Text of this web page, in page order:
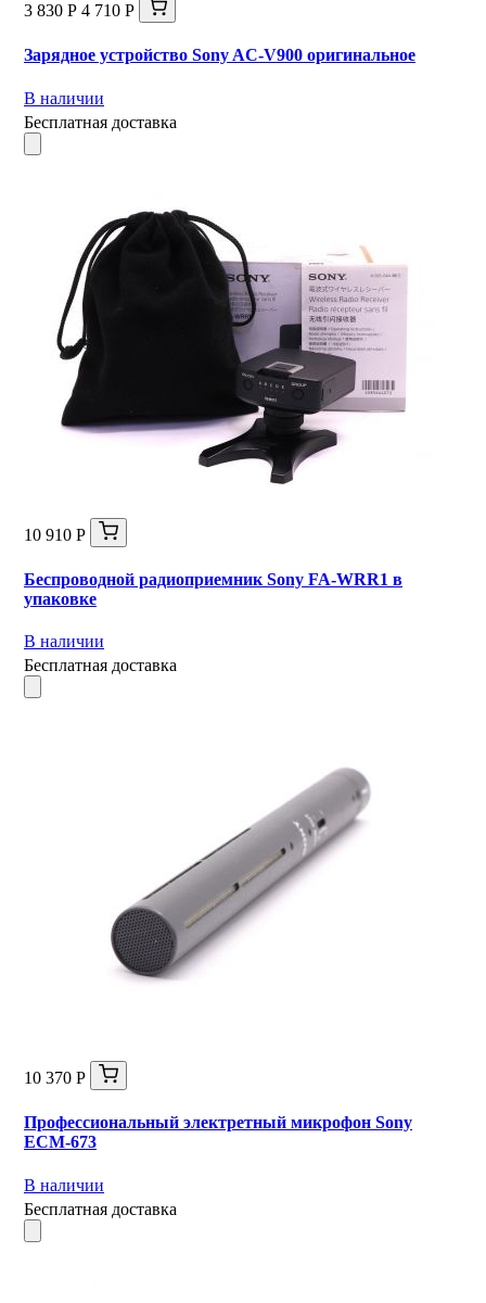
3 830 Р 4 710 Р
Зарядное устройство Sony AC-V900 оригинальное
В наличии
Бесплатная доставка
10 910 Р
Беспроводной радиоприемник Sony FA-WRR1 в
упаковке
В наличии
Бесплатная доставка
10 370 Р
Профессиональный электретный микрофон Sony
ECM-673
В наличии
Бесплатная доставка